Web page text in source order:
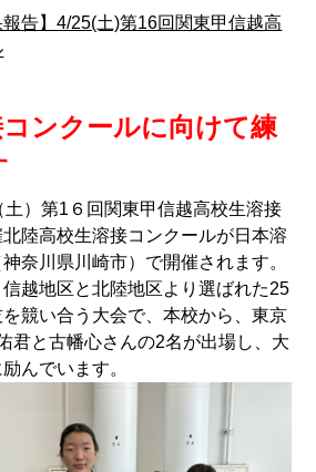
報告】4/25(土)第16回関東甲信越高
ンクールに向けて練
）第1６回関東甲信越高校生溶接
陸高校生溶接コンクールが日本溶
奈川県川崎市）で開催されます。
越地区と北陸地区より選ばれた25
競い合う大会で、本校から、東京
君と古幡心さんの2名が出場し、大
んでいます。